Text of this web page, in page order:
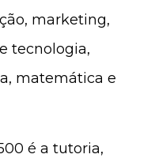
marketing,
tecnologia,
matemática e
é a tutoria,